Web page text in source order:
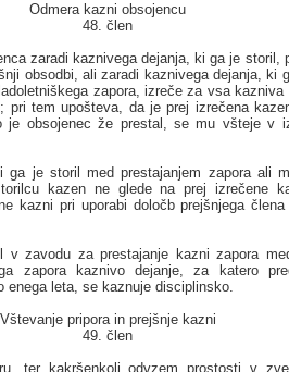
Odmera kazni obsojencu
48. člen
zaradi kaznivega dejanja, ki ga je storil,
obsodbi, ali zaradi kaznivega dejanja, ki
zapora, izreče za vsa kazniva
pri tem upošteva, da je prej izrečena
obsojenec že prestal, se mu všteje v
je storil med prestajanjem zapora ali
kazen ne glede na prej izrečene
kazni pri uporabi določb prejšnjega člena
zavodu za prestajanje kazni zapora
zapora kaznivo dejanje, za katero
enega leta, se kaznuje disciplinsko.
Vštevanje pripora in prejšnje kazni
49. člen
ter kakršenkoli odvzem prostosti v